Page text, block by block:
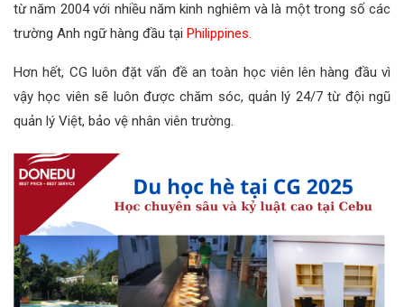
từ năm 2004 với nhiều năm kinh nghiêm và là một trong số các
trường Anh ngữ hàng đầu tại Philippines.
Hơn hết, CG luôn đặt vấn đề an toàn học viên lên hàng đầu vì
vậy học viên sẽ luôn được chăm sóc, quản lý 24/7 từ đội ngũ
quản lý Việt, bảo vệ nhân viên trường.